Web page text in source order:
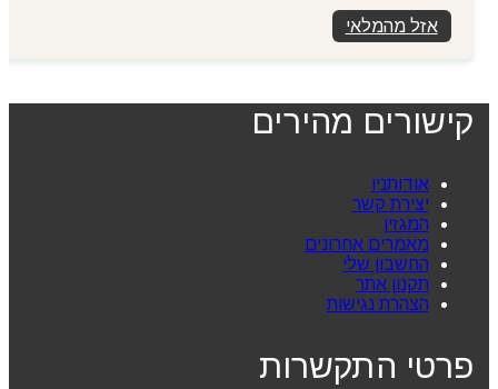
המקורי
היה:
₪748.00.
אזל מהמלאי
קישורים מהירים
אודותניו
יצירת קשר
המגזין
מאמרים אחרונים
החשבון שלי
תקנון אתר
הצהרת נגישות
פרטי התקשרות